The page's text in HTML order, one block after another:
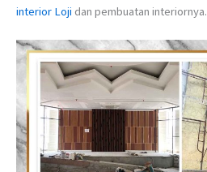
interior Loji dan pembuatan interiornya.